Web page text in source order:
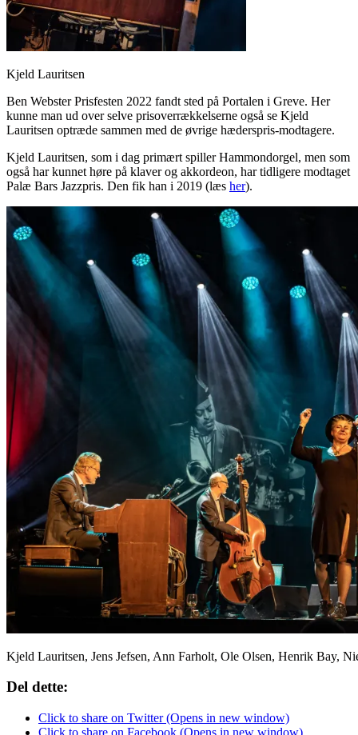
Kjeld Lauritsen
Ben Webster Prisfesten 2022 fandt sted på Portalen i Greve. Her
kunne man ud over selve prisoverrækkelserne også se Kjeld
Lauritsen optræde sammen med de øvrige hæderspris-modtagere.
Kjeld Lauritsen, som i dag primært spiller Hammondorgel, men som
også har kunnet høre på klaver og akkordeon, har tidligere modtaget
Palæ Bars Jazzpris. Den fik han i 2019 (læs her).
Kjeld Lauritsen, Jens Jefsen, Ann Farholt, Ole Olsen, Henrik Bay,
Del dette:
Click to share on Twitter (Opens in new window)
Click to share on Facebook (Opens in new window)